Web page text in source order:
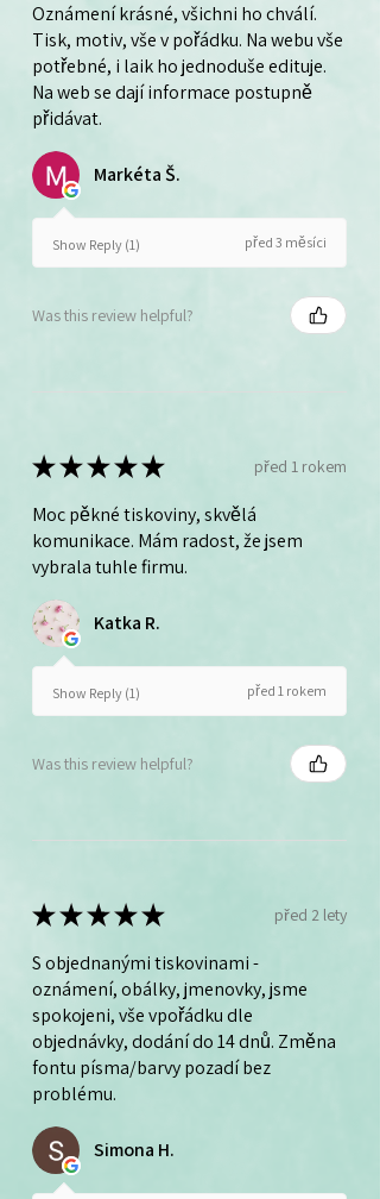
Oznámení krásné, všichni ho chválí.
Tisk, motiv, vše v pořádku. Na webu vše
potřebné, i laik ho jednoduše edituje.
Na web se dají informace postupně
přidávat.
Markéta Š.
Show Reply (1) před 3 měsíci
Was this review helpful?
★★★★★ před 1 rokem
Moc pěkné tiskoviny, skvělá
komunikace. Mám radost, že jsem
vybrala tuhle firmu.
Katka R.
Show Reply (1) před 1 rokem
Was this review helpful?
★★★★★ před 2 lety
S objednanými tiskovinami -
oznámení, obálky, jmenovky, jsme
spokojeni, vše vpořádku dle
objednávky, dodání do 14 dnů. Změna
fontu písma/barvy pozadí bez
problému.
Simona H.